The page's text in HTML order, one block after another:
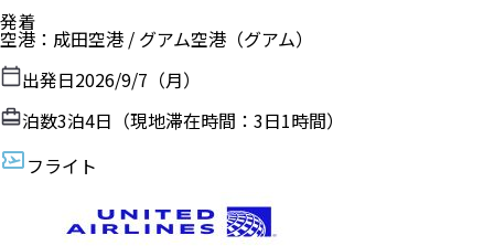
発着
空港 ： 成田空港 / グアム空港 （グアム）
出発日2026/9/7（月）
泊数3泊4日（現地滞在時間： 3日1時間）
フライト